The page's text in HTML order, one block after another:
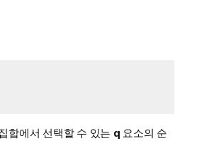
합에서 선택할 수 있는 q 요소의 순